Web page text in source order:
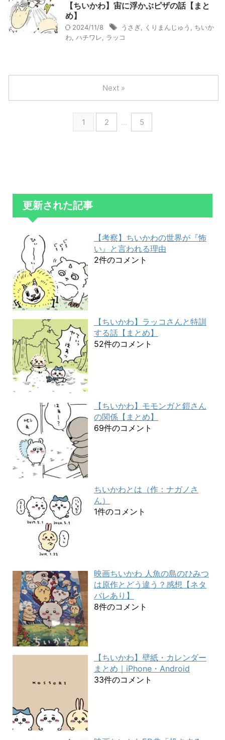
【ちいかわ】宙に浮かぶピザの話【まと
め】
2024/11/8 うさぎ くりまんじゅう
ちいか
わ ハチワレ ラッコ
1 2 … 5
Next »
更新された記事
【考察】ちいかわの世界が『怖
い』と言われる理由
2件のコメント
【ちいかわ】ラッコさんと特訓
する話【まとめ】
52件のコメント
【ちいかわ】モモンガと鎧さん
の関係【まとめ】
69件のコメント
ちいかわとは（作：ナガノさ
ん）
1件のコメント
映画ちいかわ 人魚の島のひみつ
は原作とどう違う？感想【ネタ
バレあり】
8件のコメント
【ちいかわ】壁紙・カレンダー
まとめ｜iPhone・Android
33件のコメント